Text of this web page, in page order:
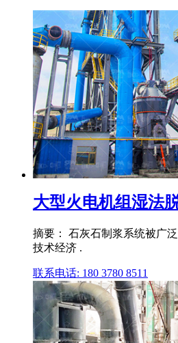
大型火电机组湿法
摘要： 石灰石制浆系统被广
技术经济 .
联系电话: 180 3780 8511